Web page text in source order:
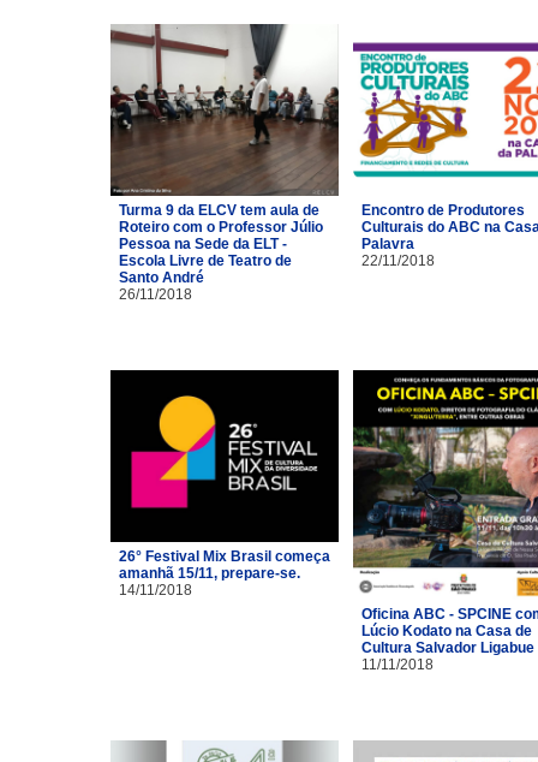
Turma 9 da ELCV tem aula de
Roteiro com o Professor Júlio
Pessoa na Sede da ELT -
Escola Livre de Teatro de
Santo André
26/11/2018
Encontro de Produtores
Culturais do ABC na
Palavra
22/11/2018
26° Festival Mix Brasil começa
amanhã 15/11, prepare-se.
14/11/2018
Oficina ABC - SPCINE
Lúcio Kodato na Casa de
Cultura Salvador Ligabue
11/11/2018